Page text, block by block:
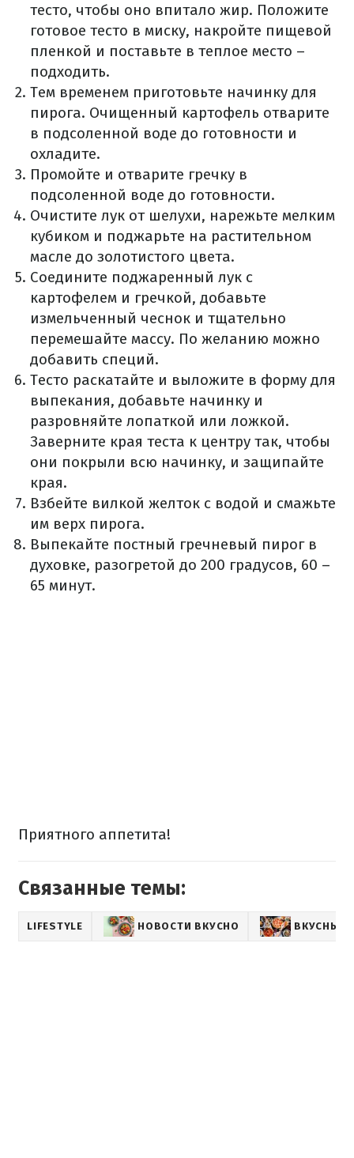
тесто, чтобы оно впитало жир. Положите
готовое тесто в миску, накройте пищевой
пленкой и поставьте в теплое место –
подходить.
Тем временем приготовьте начинку для
пирога. Очищенный картофель отварите
в подсоленной воде до готовности и
охладите.
Промойте и отварите гречку в
подсоленной воде до готовности.
Очистите лук от шелухи, нарежьте мелким
кубиком и поджарьте на растительном
масле до золотистого цвета.
Соедините поджаренный лук с
картофелем и гречкой, добавьте
измельченный чеснок и тщательно
перемешайте массу. По желанию можно
добавить специй.
Тесто раскатайте и выложите в форму для
выпекания, добавьте начинку и
разровняйте лопаткой или ложкой.
Заверните края теста к центру так, чтобы
они покрыли всю начинку, и защипайте
края.
Взбейте вилкой желток с водой и смажьте
им верх пирога.
Выпекайте постный гречневый пирог в
духовке, разогретой до 200 градусов, 60 –
65 минут.
Приятного аппетита!
Связанные темы:
LIFESTYLE НОВОСТИ ВКУСНО ВКУСНЫЕ